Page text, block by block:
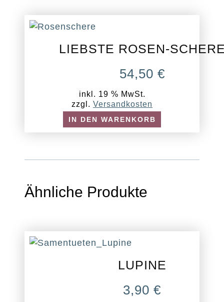
LIEBSTE ROSEN-
54,50 €
inkl. 19 % MwSt.
zzgl. Versandkosten
IN DEN WARENKORB
Ähnliche Produkte
LUPINE
3,90€